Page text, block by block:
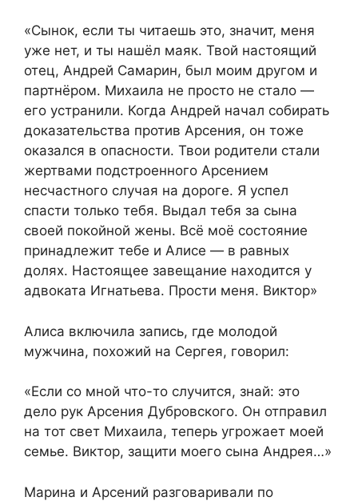
«Сынок, если ты читаешь это, значит, меня
уже нет, и ты нашёл маяк. Твой настоящий
отец, Андрей Самарин, был моим другом и
партнёром. Михаила не просто не стало —
его устранили. Когда Андрей начал собирать
доказательства против Арсения, он тоже
оказался в опасности. Твои родители стали
жертвами подстроенного Арсением
несчастного случая на дороге. Я успел
спасти только тебя. Выдал тебя за сына
своей покойной жены. Всё моё состояние
принадлежит тебе и Алисе — в равных
долях. Настоящее завещание находится у
адвоката Игнатьева. Прости меня. Виктор»
Алиса включила запись, где молодой
мужчина, похожий на Сергея, говорил:
«Если со мной что-то случится, знай: это
дело рук Арсения Дубровского. Он отправил
на тот свет Михаила, теперь угрожает моей
семье. Виктор, защити моего сына Андрея…»
Марина и Арсений разговаривали по